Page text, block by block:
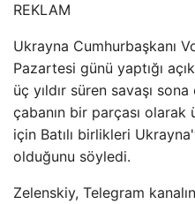
REKLAM
Ukrayna Cumhurbaşkanı
Pazartesi günü yaptığı
üç yıldır süren savaşı
çabanın bir parçası
için Batılı birlikleri
olduğunu söyledi.
Zelenskiy, Telegram